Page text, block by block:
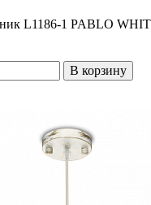
L1186-1 PABLO
В корзину